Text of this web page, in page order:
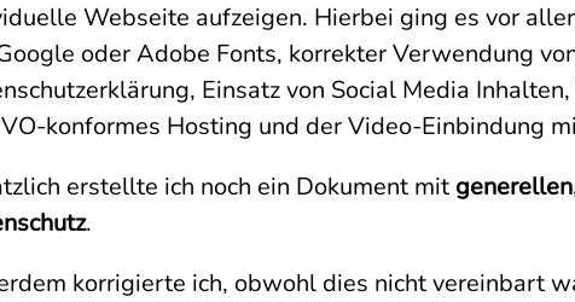
Webseite aufzeigen. Hierbei ging es vor
oder Adobe Fonts, korrekter Verwendung
Einsatz von Social Media
konformes Hosting und der Video-Einbindung
erstellte ich noch ein Dokument mit
.
korrigierte ich, obwohl dies nicht vereinbart